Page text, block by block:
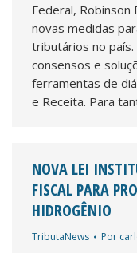
Federal, Robinson
novas medidas
tributários no país.
consensos e
ferramentas de
e Receita. Para
NOVA LEI
FISCAL PARA
HIDROGÊNIO
TributaNews Por